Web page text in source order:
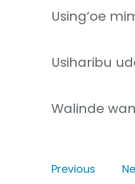
Using’oe
Usiharibu
Walinde
Previous